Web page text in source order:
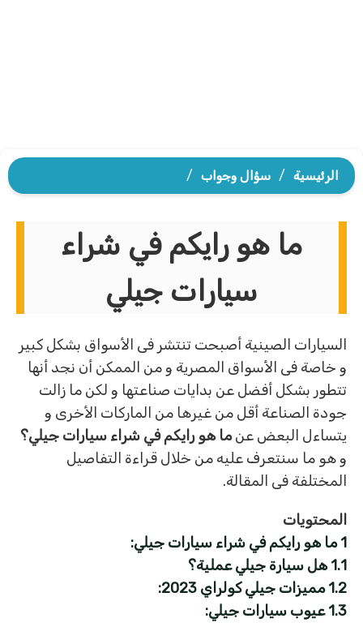
الرئيسية / سؤال وجواب /
ما هو رايكم في شراء
سيارات جيلي
السيارات الصينية أصبحت تنتشر فى الأسواق بشكل كبير
و خاصة فى الأسواق المصرية و من الممكن أن نجد أنها
تتطور بشكل أفضل عن بدايات صناعتها و لكن ما زالت
جودة الصناعة أقل من غيرها من الماركات الأخرى و
يتساءل البعض عنما هو رايكم في شراء سيارات جيلي؟
و هو ما سنتعرف عليه من خلال قراءة التفاصيل
المختلفة فى المقالة.
المحتويات
1 ما هو رايكم في شراء سيارات جيلي:
1.1 هل سيارة جيلي عملية؟
1.2 مميزات جيلي كولراي 2023:
1.3 عيوب سيارات جيلي: